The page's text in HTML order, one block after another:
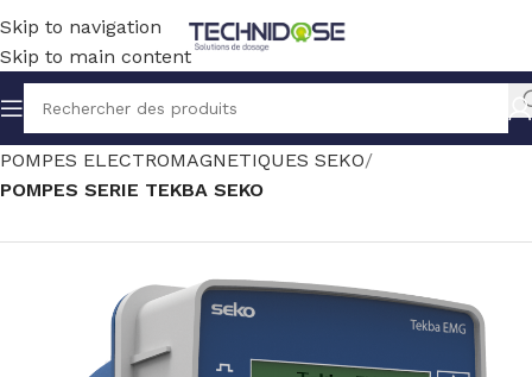
Skip to navigation
Skip to main content
Accueil TRAITEMENT EAU DOSAGE
POMPES ELECTROMAGNETIQUES SEKO
POMPES SERIE TEKBA SEKO